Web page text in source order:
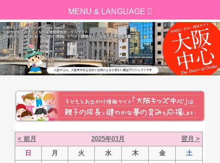
< 前月 2025年03月
翌月 >
日
月 火 水 木 金
土